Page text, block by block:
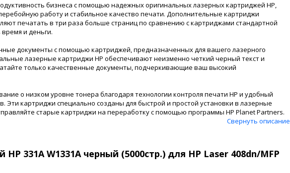
бизнеса с помощью надежных оригинальных лазерных картриджей HP,
работу и стабильное качество печати. Дополнительные картриджи
печатать в три раза больше страниц по сравнению с картриджами стандартной
и деньги.
документы с помощью картриджей, предназначенных для вашего лазерного
лазерные картриджи HP обеспечивают неизменно четкий черный текст и
только качественные документы, подчеркивающие ваш высокий
о низком уровне тонера благодаря технологии контроля печати HP и удобный
Эти картриджи специально созданы для быстрой и простой установки в лазерные
старые картриджи на переработку с помощью программы HP Planet Partners.
Свернуть описание
331A W1331A черный (5000стр.) для HP Laser 408dn/MFP